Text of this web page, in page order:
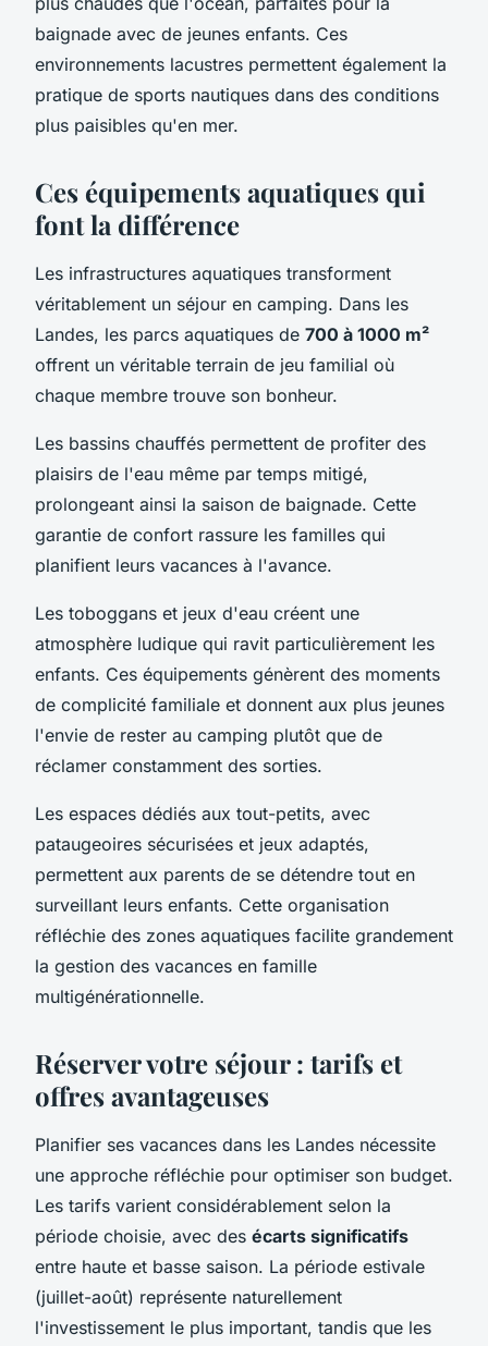
baignade avec de jeunes enfants. Ces
environnements lacustres permettent également la
pratique de sports nautiques dans des conditions
plus paisibles qu'en mer.
Ces équipements aquatiques qui
font la différence
Les infrastructures aquatiques transforment
véritablement un séjour en camping. Dans les
Landes, les parcs aquatiques de 700 à 1000 m²
offrent un véritable terrain de jeu familial où
chaque membre trouve son bonheur.
Les bassins chauffés permettent de profiter des
plaisirs de l'eau même par temps mitigé,
prolongeant ainsi la saison de baignade. Cette
garantie de confort rassure les familles qui
planifient leurs vacances à l'avance.
Les toboggans et jeux d'eau créent une
atmosphère ludique qui ravit particulièrement les
enfants. Ces équipements génèrent des moments
de complicité familiale et donnent aux plus jeunes
l'envie de rester au camping plutôt que de
réclamer constamment des sorties.
Les espaces dédiés aux tout-petits, avec
pataugeoires sécurisées et jeux adaptés,
permettent aux parents de se détendre tout en
surveillant leurs enfants. Cette organisation
réfléchie des zones aquatiques facilite grandement
la gestion des vacances en famille
multigénérationnelle.
Réserver votre séjour : tarifs et
offres avantageuses
Planifier ses vacances dans les Landes nécessite
une approche réfléchie pour optimiser son budget.
Les tarifs varient considérablement selon la
période choisie, avec des écarts significatifs
entre haute et basse saison. La période estivale
(juillet-août) représente naturellement
l'investissement le plus important, tandis que les